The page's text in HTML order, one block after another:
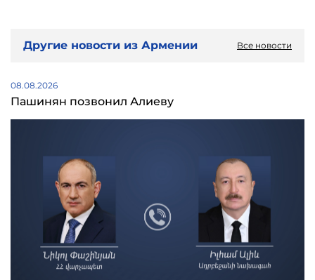
Другие новости из Армении Все новости
08.08.2026
Пашинян позвонил Алиеву